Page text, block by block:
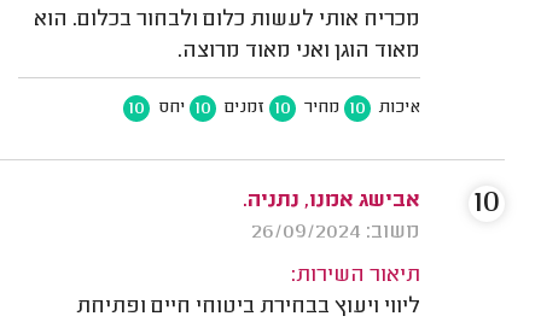
מכריח אותי לעשות כלום ולבחור בכלום. הוא
מאוד הוגן ואני מאוד מרוצה.
איכות 10 מחיר 10 זמנים 10 יחס 10
אבישג אמנו, נתניה.
משוב: 26/09/2024
תיאור השירות:
ליווי ויעוץ בבחירת ביטוחי חיים ופתיחת
10